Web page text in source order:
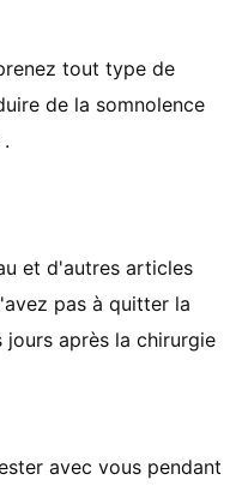
tout type de
de la somnolence
et d'autres articles
pas à quitter la
jours après la chirurgie
avec vous pendant